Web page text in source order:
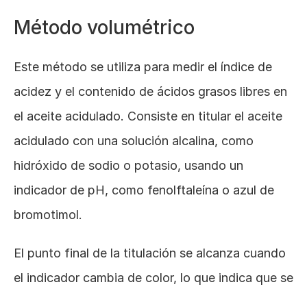
Método volumétrico
Este método se utiliza para medir el índice de
acidez y el contenido de ácidos grasos libres en
el aceite acidulado. Consiste en titular el aceite
acidulado con una solución alcalina, como
hidróxido de sodio o potasio, usando un
indicador de pH, como fenolftaleína o azul de
bromotimol.
El punto final de la titulación se alcanza cuando
el indicador cambia de color, lo que indica que se